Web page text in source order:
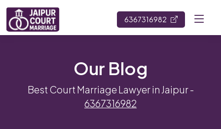
6367316982
Our Blog
Best Court Marriage Lawyer in Jaipur -
6367316982